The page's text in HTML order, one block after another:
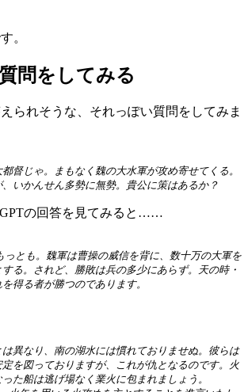
。
問をしてみる
られそうな、それっぽい質問をしてみま
督じゃ。まもなく魏の大水軍が攻め寄せてくる。
いかんせん多勢に無勢。貴公に策はあるか？
の回答を見てみると……
っとも。魏軍は曹操の威信を背に、数十万の大軍を
る。されど、勝敗は兵の多少にあらず。天の時・
得る者が勝つのであります。
異なり、南の湖水には慣れておりませぬ。彼らは
を図っておりますが、これが仇となるのです。火
た船は逃げ場なく業火に包まれましょう。